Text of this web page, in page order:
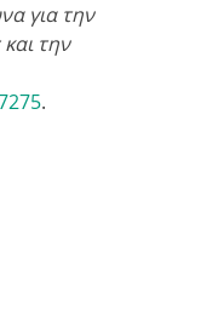
για την
την
.